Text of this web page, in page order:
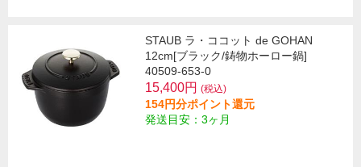
STAUB ラ・ココット de GOHAN
12cm[ブラック/鋳物ホーロー鍋]
40509-653-0
15,400円 (税込)
154円分ポイント還元
発送目安：3ヶ月